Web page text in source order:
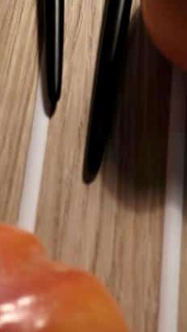
покрытие надежно
без использования
белыми
элементом современной
в сочетании с
премиальный
отличается высокой
ежедневной эксплуатации.
легко очищается и
вид на протяжении